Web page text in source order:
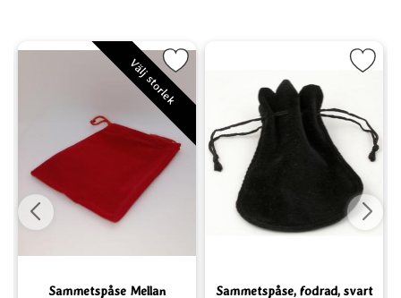
som favorit Välj storlek
Sammetspåse Mellan
Markera Sammetspåse Mellan som favorit
Sammetspåse, fodrad, svart
Markera Sammetspåse,